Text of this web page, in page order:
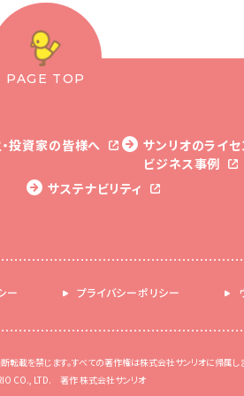
PAGE TOP
投資家の皆様へ
サンリオのライ
ビジネス事例
サステナビリティ
ー プライバシーポリシー
転載を禁じます。すべての著作権は株式会社サンリオに帰属し
CO., LTD. 著作 株式会社サンリオ